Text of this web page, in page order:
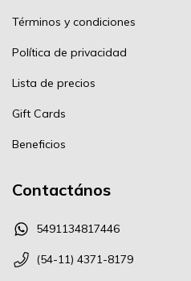
Términos y condiciones
Política de privacidad
Lista de precios
Gift Cards
Beneficios
Contactános
5491134817446
(54-11) 4371-8179